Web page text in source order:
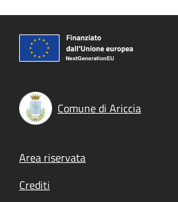
Comune di Ariccia
Footer menu
Area riservata
Crediti